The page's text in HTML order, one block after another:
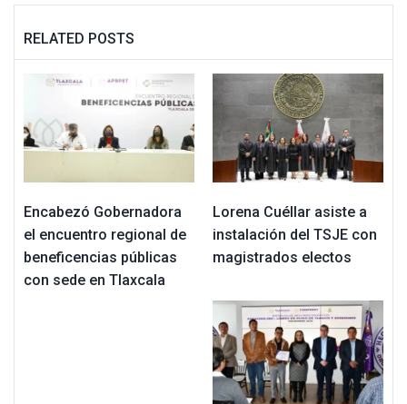
RELATED POSTS
Encabezó Gobernadora
el encuentro regional de
beneficencias públicas
con sede en Tlaxcala
Lorena Cuéllar asiste a
instalación del TSJE con
magistrados electos